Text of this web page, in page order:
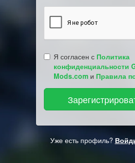
Я согласен с Политика
конфиденциальности
Mods.com и Правила
Уже есть профиль?